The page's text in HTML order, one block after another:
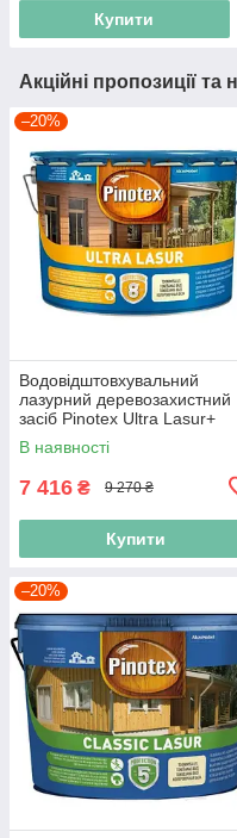
Купити
Акційні пропозиції та
–20%
Водовідштовхувальний
лазурний деревозахистний
засіб Pinotex Ultra Lasur+
безбарвний 10л
В наявності
7 416 ₴ 9 270 ₴
Купити
–20%